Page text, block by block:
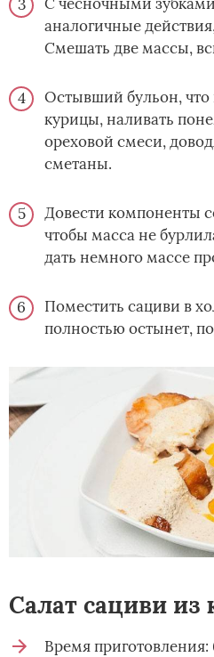
аналогичные
Смешать две массы,
Остывший бульон, что
курицы, наливать
ореховой смеси,
сметаны.
Довести компоненты
чтобы масса не
дать немного массе
Поместить сациви в
полностью остынет,
Салат сациви из
Время